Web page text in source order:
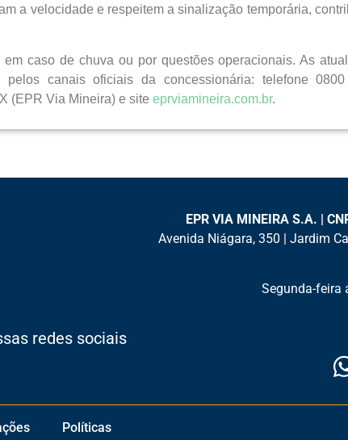
a velocidade e respeitem a sinalização temporária,
caso de chuva ou por questões operacionais. As
pelos canais oficiais da concessionária: telefone
(EPR Via Mineira) e site eprviamineira.com.br.
EPR VIA MINEIRA S.A. |
Avenida Niágara, 350 | Jardim
Segunda-feira
redes sociais
Políticas